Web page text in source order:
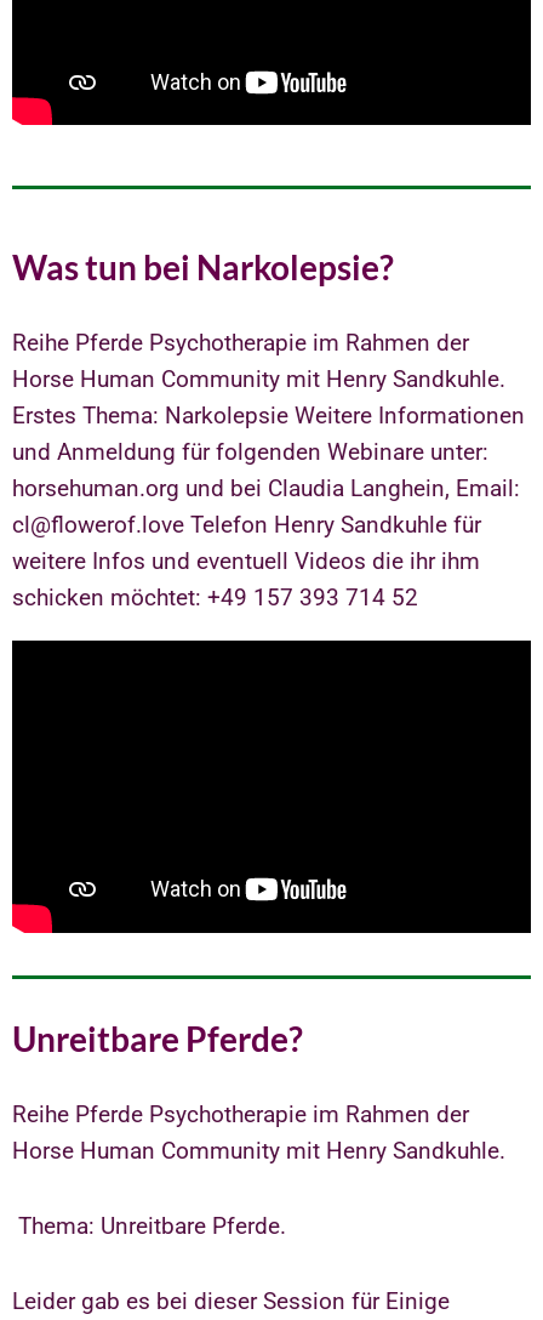
Was tun bei Narkolepsie?
Reihe Pferde Psychotherapie im Rahmen der
Horse Human Community mit Henry Sandkuhle.
Erstes Thema: Narkolepsie Weitere Informationen
und Anmeldung für folgenden Webinare unter:
horsehuman.org und bei Claudia Langhein, Email:
cl@flowerof.love Telefon Henry Sandkuhle für
weitere Infos und eventuell Videos die ihr ihm
schicken möchtet: +49 157 393 714 52
Unreitbare Pferde?
Reihe Pferde Psychotherapie im Rahmen der
Horse Human Community mit Henry Sandkuhle.
Thema: Unreitbare Pferde.
Leider gab es bei dieser Session für Einige